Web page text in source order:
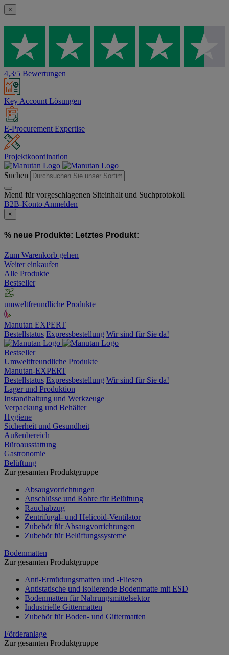
×
4,3/5 Bewertungen
Key Account Lösungen
E-Procurement Expertise
Projektkoordination
Suchen
Menü für vorgeschlagenen Siteinhalt und Suchprotokoll
B2B-Konto Anmelden
×
% neue Produkte: Letztes Produkt:
Zum Warenkorb gehen
Weiter einkaufen
Alle Produkte
Bestseller
umweltfreundliche Produkte
Manutan EXPERT
Bestellstatus Expressbestellung Wir sind für Sie da!
Bestseller
Umweltfreundliche Produkte
Manutan-EXPERT
Bestellstatus Expressbestellung Wir sind für Sie da!
Lager und Produktion
Instandhaltung und Werkzeuge
Verpackung und Behälter
Hygiene
Sicherheit und Gesundheit
Außenbereich
Büroausstattung
Gastronomie
Belüftung
Zur gesamten Produktgruppe
Absaugvorrichtungen
Anschlüsse und Rohre für Belüftung
Rauchabzug
Zentrifugal- und Helicoid-Ventilator
Zubehör für Absaugvorrichtungen
Zubehör für Belüftungssysteme
Bodenmatten
Zur gesamten Produktgruppe
Anti-Ermüdungsmatten und -Fliesen
Antistatische und isolierende Bodenmatte mit ESD
Bodenmatten für Nahrungsmittelsektor
Industrielle Gittermatten
Zubehör für Boden- und Gittermatten
Förderanlage
Zur gesamten Produktgruppe